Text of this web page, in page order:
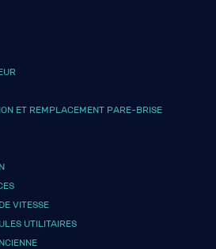
ET REMPLACEMENT PARE-BRISE
VITESSE
UTILITAIRES